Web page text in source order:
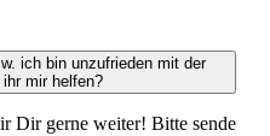
ich bin unzufrieden mit der
mir helfen?
Dir gerne weiter! Bitte sende